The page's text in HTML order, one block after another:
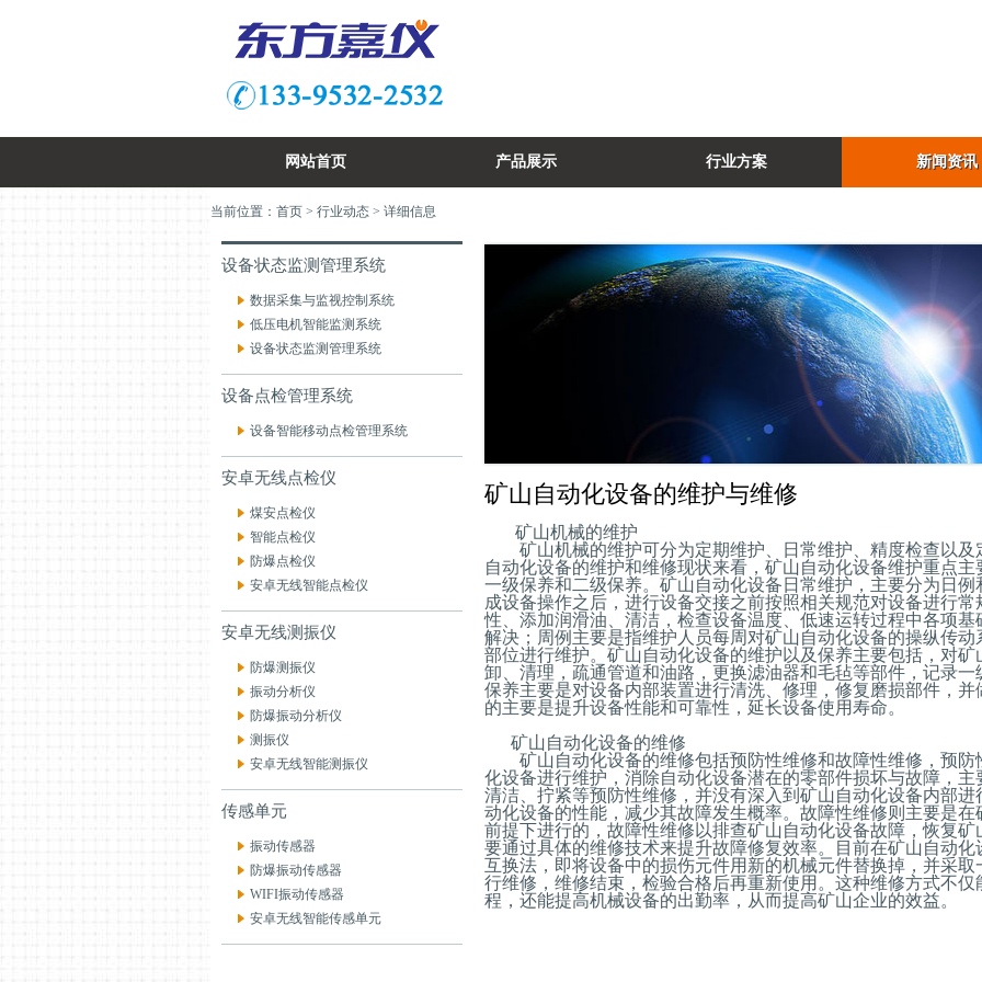
网站首页 产品展示 行业方案 新闻资讯
当前位置： 首页 > 行业动态 > 详细信息
矿山自动化设备的维护与维修
矿山机械的维护
矿山机械的维护可分为定期维护、日常维护、精度检查以及
自动化设备的维护和维修现状来看，矿山自动化设备维护重点
一级保养和二级保养。矿山自动化设备日常维护，主要分为日
成设备操作之后，进行设备交接之前按照相关规范对设备进行
性、添加润滑油、清洁，检查设备温度、低速运转过程中各项
解决；周例主要是指维护人员每周对矿山自动化设备的操纵传
部位进行维护。矿山自动化设备的维护以及保养主要包括，对
卸、清理，疏通管道和油路，更换滤油器和毛毡等部件，记录
保养主要是对设备内部装置进行清洗、修理，修复磨损部件，
的主要是提升设备性能和可靠性，延长设备使用寿命。
矿山自动化设备的维修
矿山自动化设备的维修包括预防性维修和故障性维修，预防
化设备进行维护，消除自动化设备潜在的零部件损坏与故障，
清洁、拧紧等预防性维修，并没有深入到矿山自动化设备内部
动化设备的性能，减少其故障发生概率。故障性维修则主要是
前提下进行的，故障性维修以排查矿山自动化设备故障，恢复
要通过具体的维修技术来提升故障修复效率。目前在矿山自动
互换法，即将设备中的损伤元件用新的机械元件替换掉，并采
行维修，维修结束，检验合格后再重新使用。这种维修方式不
程，还能提高机械设备的出勤率，从而提高矿山企业的效益。
设备状态监测管理系统
数据采集与监视控制系统
低压电机智能监测系统
设备状态监测管理系统
设备点检管理系统
设备智能移动点检管理系统
安卓无线点检仪
煤安点检仪
智能点检仪
防爆点检仪
安卓无线智能点检仪
安卓无线测振仪
防爆测振仪
振动分析仪
防爆振动分析仪
测振仪
安卓无线智能测振仪
传感单元
振动传感器
防爆振动传感器
WIFI振动传感器
安卓无线智能传感单元